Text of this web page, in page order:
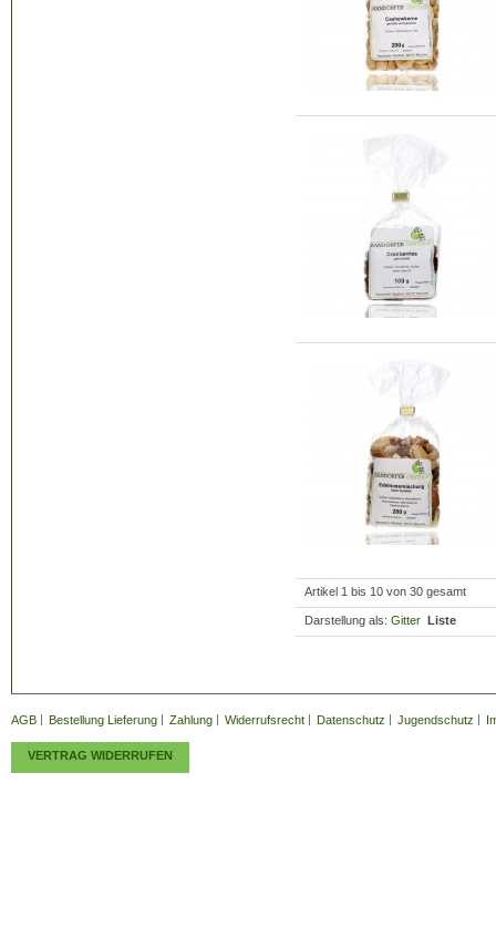
Artikel 1 bis 10 von 30 gesamt
Darstellung als: Gitter Liste
AGB Bestellung Lieferung Zahlung Widerrufsrecht Datenschutz Jugendschutz
VERTRAG WIDERRUFEN